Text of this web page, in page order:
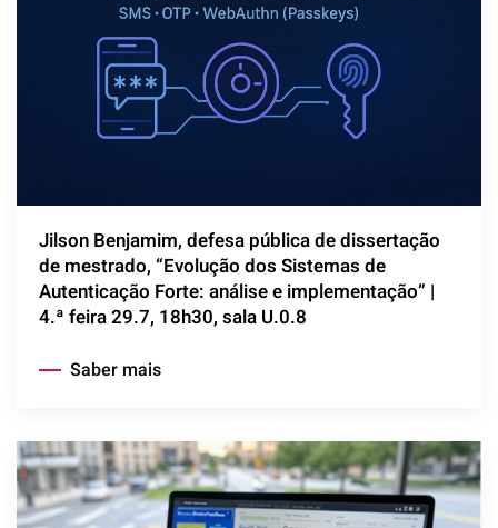
Jilson Benjamim, defesa pública de dissertação
de mestrado, “Evolução dos Sistemas de
Autenticação Forte: análise e implementação” |
4.ª feira 29.7, 18h30, sala U.0.8
Saber mais